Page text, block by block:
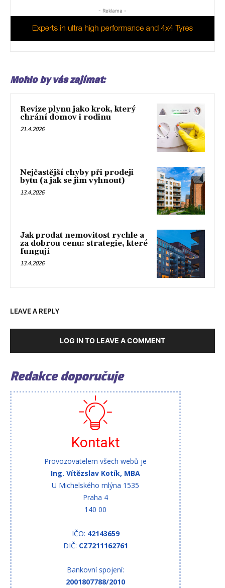
- Reklama -
Mohlo by vás zajímat:
Revize plynu jako krok, který
chrání domov i rodinu
21.4.2026
Nejčastější chyby při prodeji
bytu (a jak se jim vyhnout)
13.4.2026
Jak prodat nemovitost rychle a
za dobrou cenu: strategie, které
fungují
13.4.2026
LEAVE A REPLY
LOG IN TO LEAVE A COMMENT
Redakce doporučuje
Kontakt
Provozovatelem všech webů je
Ing. Vítězslav Kotík, MBA
U Michelského mlýna 1535
Praha 4
140 00
IČO: 42143659
DIČ: CZ7211162761
Bankovní spojení:
2001807788/2010